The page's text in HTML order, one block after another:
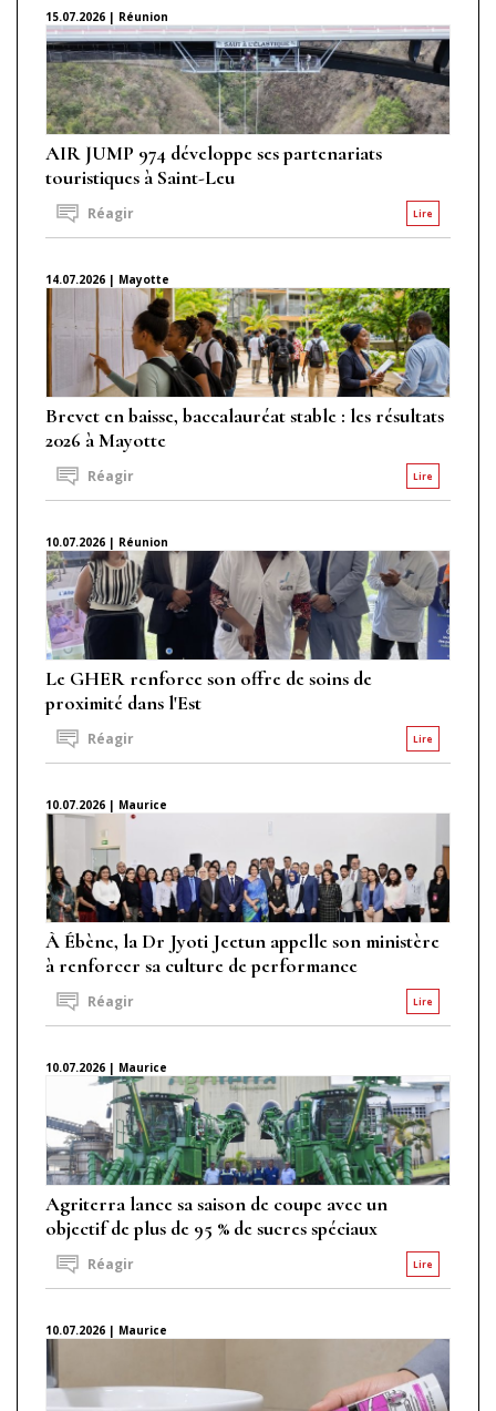
15.07.2026 | Réunion
AIR JUMP 974 développe ses partenariats
touristiques à Saint-Leu
Lire
Réagir
14.07.2026 | Mayotte
Brevet en baisse, baccalauréat stable : les résultats
2026 à Mayotte
Lire
Réagir
10.07.2026 | Réunion
Le GHER renforce son offre de soins de
proximité dans l'Est
Lire
Réagir
10.07.2026 | Maurice
À Ébène, la Dr Jyoti Jeetun appelle son ministère
à renforcer sa culture de performance
Lire
Réagir
10.07.2026 | Maurice
Agriterra lance sa saison de coupe avec un
objectif de plus de 95 % de sucres spéciaux
Lire
Réagir
10.07.2026 | Maurice